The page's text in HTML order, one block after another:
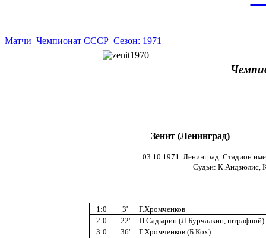
Матчи Чемпионат СССР Сезон: 1971
Зенит (Ленинград)
03.10.1971. Ленинград. Стадион
Судьи: К.Андзюлис,
1:0 3'
Г.Хромченков
2:0
22'
П.Садырин (Л.Бурчалкин, штрафной)
3:0
36'
Г.Хромченков (Б.Кох)